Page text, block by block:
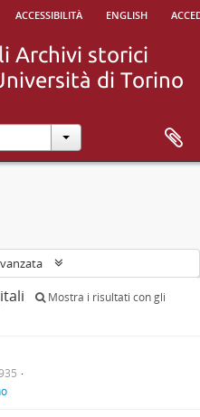
accessibilità english
Mostra i risultati con gli